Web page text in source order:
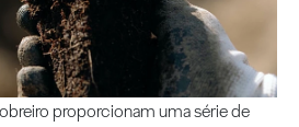
proporcionam uma série de